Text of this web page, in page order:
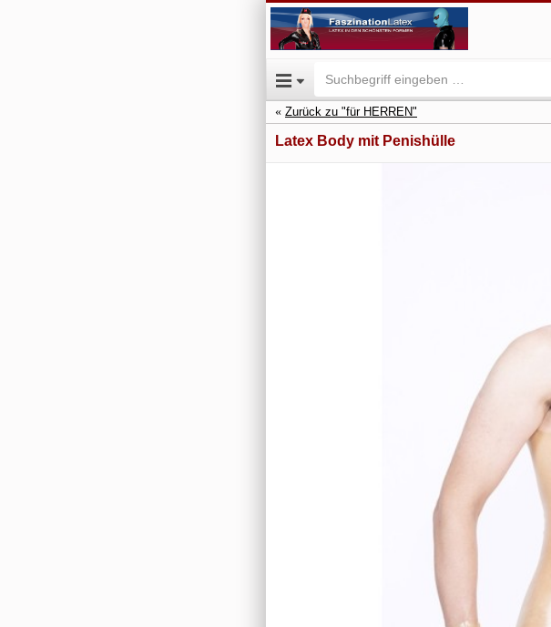
Zurück zu "für HERREN"
Latex Body mit Penishülle